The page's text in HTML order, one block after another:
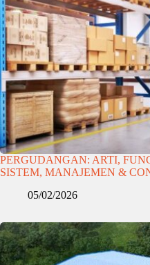
PERGUDANGAN: ARTI,
SISTEM, MANAJEMEN &
05/02/2026